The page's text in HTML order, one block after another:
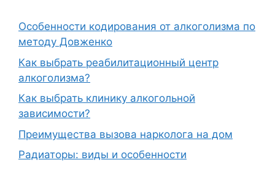
Особенности кодирования от алкоголизма по
методу Довженко
Как выбрать реабилитационный центр
алкоголизма?
Как выбрать клинику алкогольной
зависимости?
Преимущества вызова нарколога на дом
Радиаторы: виды и особенности